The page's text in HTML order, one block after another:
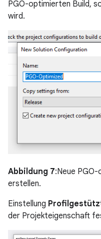
PGO-optimierten Build,
wird.
Abbildung 7:Neue
erstellen.
Einstellung
der Projekteigenschaft